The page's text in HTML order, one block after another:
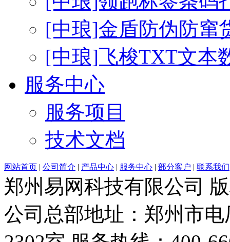
[中琅]金盾防伪防窜
[中琅]飞梭TXT文本
服务中心
服务项目
技术文档
网站首页 | 公司简介 | 产品中心 | 服务中心 | 部分客户 | 联系我们
郑州易网科技有限公司
公司总部地址：郑州市